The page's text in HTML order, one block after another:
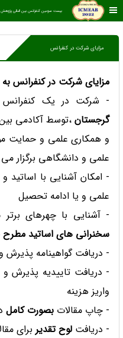
بیست سومین کنفرانس بین المللی پژوهش
مزایای شرکت در کنفرانس
مزایای شرکت در کنفرانس
- شرکت در یک کنفرانس
گرجستان ،توسط آکادمی
و همکاری علمی و حمایت
علمی و دانشگاهی برگزار
- امکان آشنایی با اساتید
علمی و یا ادامه تحصیل
- آشنایی با چهرهای
سخنرانی های اساتید مطرح
- دریافت گواهینامه پذیرش
- دریافت تاییدیه پذیرش
واریز هزینه
- چاپ مقالات بصورت کامل
- دریافت لوح تقدیربرای